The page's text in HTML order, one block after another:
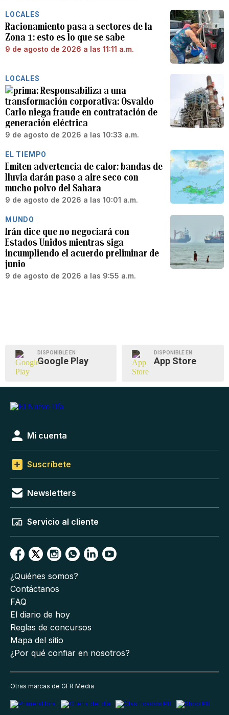
LOCALES
Racionamiento pasa a sectores de la
Zona 1: esto es lo que se sabe
9 de agosto de 2026 a las 11:11 a.m.
LOCALES
Responsabiliza a una
transformación corporativa: Osvaldo
Carlo niega fraude en contratación de
generación eléctrica
9 de agosto de 2026 a las 10:33 a.m.
EL TIEMPO
Emiten advertencia de calor: bandas de
lluvia darán paso a aire seco con
mucho polvo del Sahara
9 de agosto de 2026 a las 10:01 a.m.
MUNDO
Irán dice que no negociará con
Estados Unidos mientras siga
incumpliendo el acuerdo preliminar de
junio
9 de agosto de 2026 a las 9:55 a.m.
DISPONIBLE EN
Google Play
DISPONIBLE EN
App Store
Mi cuenta
Suscríbete
Newsletters
Servicio al cliente
¿Quiénes somos?
Contáctanos
FAQ
El diario de hoy
Reglas de concursos
Mapa del sitio
¿Por qué confiar en nosotros?
Otras marcas de GFR Media